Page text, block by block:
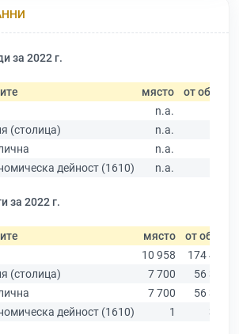
за 2022 г.
място от общо
n.a.
(столица)
n.a.
n.a.
дейност (1610)
n.a.
за 2022 г.
място от общо
10 958
174 403
(столица)
7 700
56 378
7 700
56 378
дейност (1610)
1 362